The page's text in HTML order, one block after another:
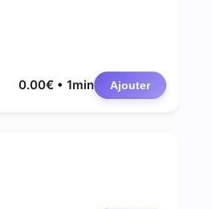
0.00€ • 1min Ajouter